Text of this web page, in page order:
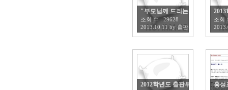
"부모님께 드리는 한권의 책" 공
조회 수 : 29628
2013.10.11 by 출판부
조회
2012학년도 출판부 학술논문 공
홍성